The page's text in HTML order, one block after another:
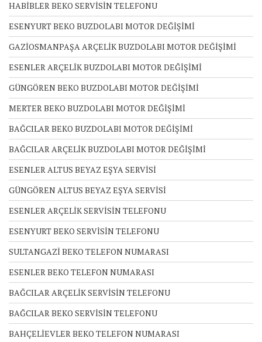
HABİBLER BEKO SERVİSİN TELEFONU
ESENYURT BEKO BUZDOLABI MOTOR DEĞİŞİMİ
GAZİOSMANPAŞA ARÇELİK BUZDOLABI MOTOR DEĞİŞİMİ
ESENLER ARÇELİK BUZDOLABI MOTOR DEĞİŞİMİ
GÜNGÖREN BEKO BUZDOLABI MOTOR DEĞİŞİMİ
MERTER BEKO BUZDOLABI MOTOR DEĞİŞİMİ
BAĞCILAR BEKO BUZDOLABI MOTOR DEĞİŞİMİ
BAĞCILAR ARÇELİK BUZDOLABI MOTOR DEĞİŞİMİ
ESENLER ALTUS BEYAZ EŞYA SERVİSİ
GÜNGÖREN ALTUS BEYAZ EŞYA SERVİSİ
ESENLER ARÇELİK SERVİSİN TELEFONU
ESENYURT BEKO SERVİSİN TELEFONU
SULTANGAZİ BEKO TELEFON NUMARASI
ESENLER BEKO TELEFON NUMARASI
BAĞCILAR ARÇELİK SERVİSİN TELEFONU
BAĞCILAR BEKO SERVİSİN TELEFONU
BAHÇELİEVLER BEKO TELEFON NUMARASI